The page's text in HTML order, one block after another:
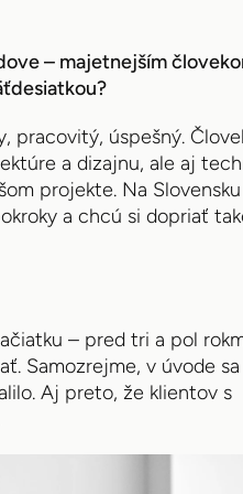
– majetnejším
pracovitý, úspešný.
a dizajnu, ale aj
projekte. Na
a chcú si dopriať
– pred tri a pol
Samozrejme, v úvode sa
Aj preto, že klientov s